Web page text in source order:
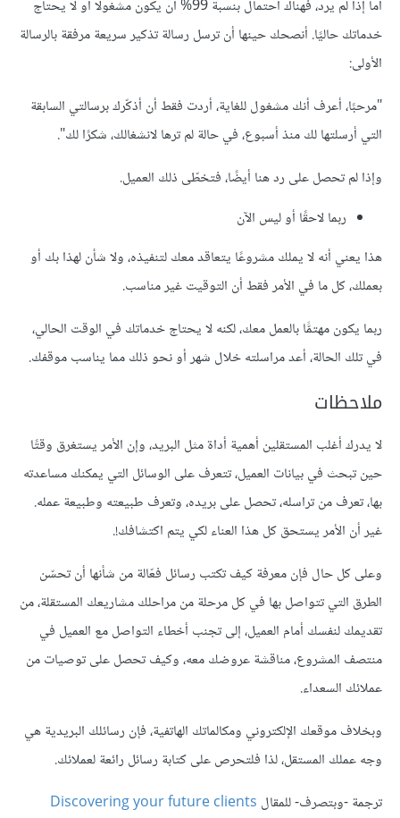
أما إذا لم يرد، فهناك احتمال بنسبة 99% أن يكون مشغولًا أو ﻻ يحتاج
خدماتك حاليًا. أنصحك حينها أن ترسل رسالة تذكير سريعة مرفقة بالرسالة
اﻷولى:
"مرحبًا، أعرف أنك مشغول للغاية، أردت فقط أن أذكّرك برسالتي السابقة
التي أرسلتها لك منذ أسبوع، في حالة لم ترها ﻻنشغالك، شكرًا لك".
وإذا لم تحصل على رد هنا أيضًا، فتخطّى ذلك العميل.
ربما ﻻحقًا أو ليس الآن
هذا يعني أنه ﻻ يملك مشروعًا يتعاقد معك لتنفيذه، وﻻ شأن لهذا بك أو
بعملك، كل ما في الأمر فقط أن التوقيت غير مناسب.
ربما يكون مهتمًّا بالعمل معك، لكنه لا يحتاج خدماتك في الوقت الحالي،
في تلك الحالة، أعد مراسلته خلال شهر أو نحو ذلك مما يناسب موقفك.
ملاحظات
ﻻ يدرك أغلب المستقلين أهمية أداة مثل البريد، وإن اﻷمر يستغرق وقتًا
حين تبحث في بيانات العميل، تتعرف على الوسائل التي يمكنك مساعدته
بها، تعرف من تراسله، تحصل على بريده، وتعرف طبيعته وطبيعة عمله.
غير أن الأمر يستحق كل هذا العناء لكي يتم اكتشافك!.
وعلى كل حال فإن معرفة كيف تكتب رسائل فعّالة من شأنها أن تحسّن
الطرق التي تتواصل بها في كل مرحلة من مراحلك مشاريعك المستقلة، من
تقديمك لنفسك أمام العميل، إلى تجنب أخطاء التواصل مع العميل في
منتصف المشروع، مناقشة عروضك معه، وكيف تحصل على توصيات من
عملائك السعداء.
وبخلاف موقعك الإلكتروني ومكالماتك الهاتفية، فإن رسائلك البريدية هي
وجه عملك المستقل، لذا فلتحرص على كتابة رسائل رائعة لعملائك.
ترجمة -وبتصرف- للمقال Discovering your future clients